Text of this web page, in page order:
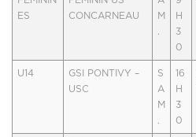
ES
CONCARNEAU
M
H
3
0
U14
GSI PONTIVY –
USC
S
A
M
.
16
H
3
0